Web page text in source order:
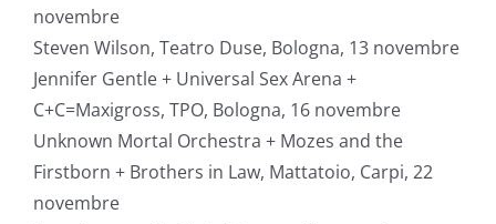
novembre
Steven Wilson, Teatro Duse, Bologna, 13 novembre
Jennifer Gentle + Universal Sex Arena +
C+C=Maxigross, TPO, Bologna, 16 novembre
Unknown Mortal Orchestra + Mozes and the
Firstborn + Brothers in Law, Mattatoio, Carpi, 22
novembre